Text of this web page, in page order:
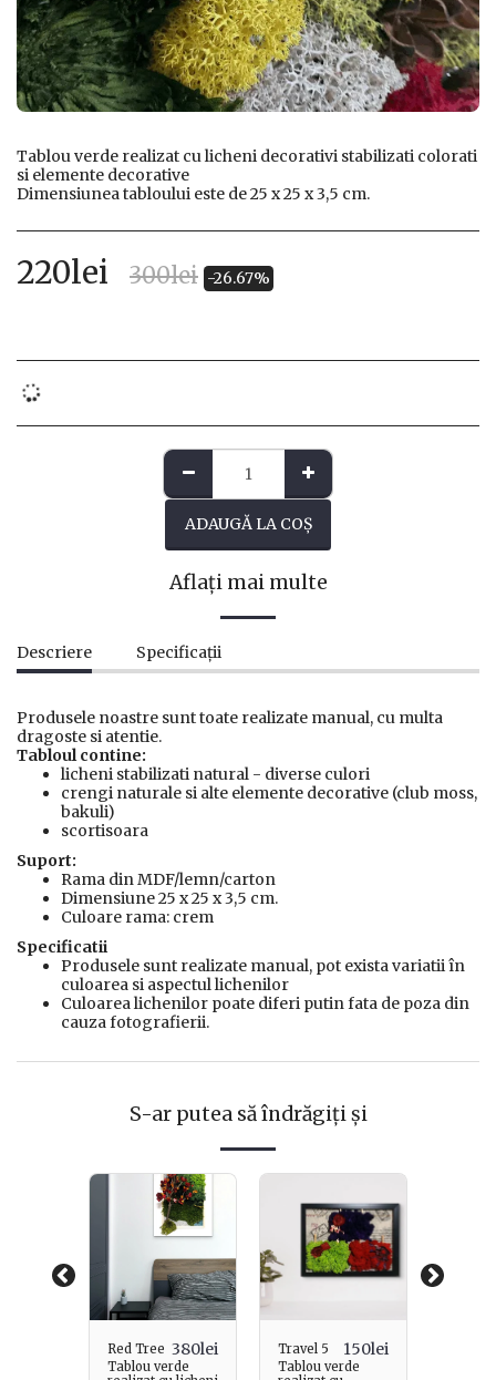
Tablou verde realizat cu licheni decorativi stabilizati colorati
si elemente decorative
Dimensiunea tabloului este de 25 x 25 x 3,5 cm.
220lei 300lei -26.67%
ADAUGĂ LA COŞ
Aflați mai multe
Descriere Specificații
Produsele noastre sunt toate realizate manual, cu multa
dragoste si atentie.
Tabloul contine:
licheni stabilizati natural - diverse culori
crengi naturale si alte elemente decorative (club moss,
bakuli)
scortisoara
Suport:
Rama din MDF/lemn/carton
Dimensiune 25 x 25 x 3,5 cm.
Culoare rama: crem
Specificatii
Produsele sunt realizate manual, pot exista variatii în
culoarea si aspectul lichenilor
Culoarea lichenilor poate diferi putin fata de poza din
cauza fotografierii.
S-ar putea să îndrăgiți și
Red Tree 380lei
Tablou verde
Travel 5 150lei
Tablou verde